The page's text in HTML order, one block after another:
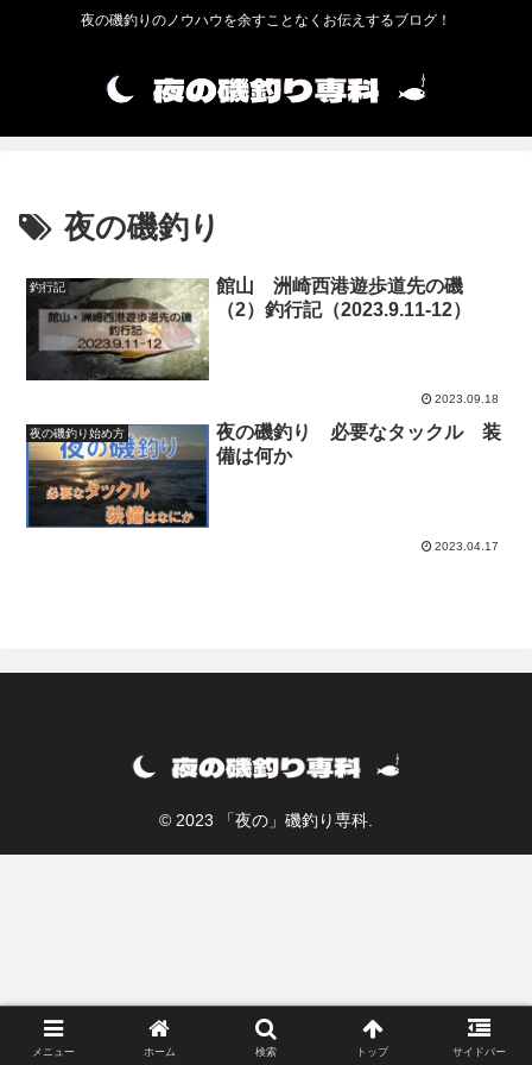
夜の磯釣りのノウハウを余すことなくお伝えするブログ！
夜の磯釣り
釣行記
館山 洲崎西港遊歩道先の磯
（2）釣行記（2023.9.11-12）
2023.09.18
夜の磯釣り始め方
夜の磯釣り 必要なタックル 装
備は何か
2023.04.17
© 2023 「夜の」磯釣り専科.
メニュー ホーム 検索 トップ サイドバー